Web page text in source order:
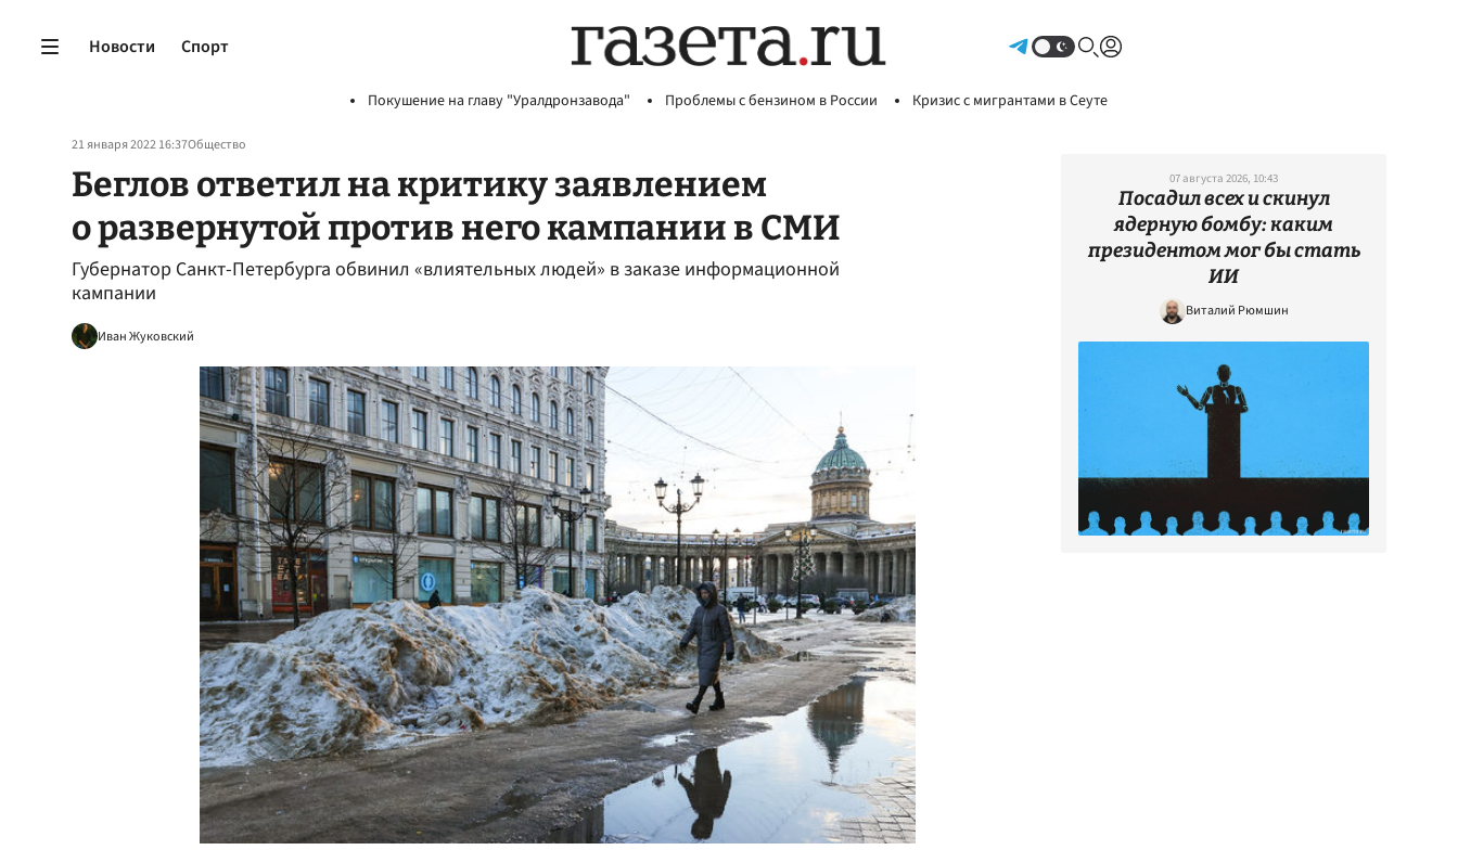
Новости Спорт
Покушение на главу "Уралдронзавода" Проблемы с бензином в России Кризис с мигрантами в Сеуте
21 января 2022 16:37Общество
Беглов ответил на критику заявлением
о развернутой против него кампании в СМИ
Губернатор Санкт-Петербурга обвинил «влиятельных людей» в заказе информационной
кампании
Иван Жуковский
07 августа 2026, 10:43
Посадил всех и скинул
ядерную бомбу: каким
президентом мог бы стать
ИИ
Виталий Рюмшин